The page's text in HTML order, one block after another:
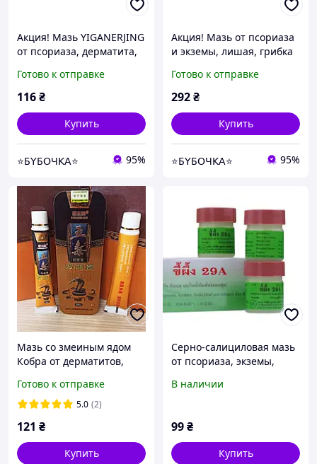
Акция! Мазь YIGANERJING
от псориаза, дерматита,
др.), 20 г
Готово к отправке
116₴
Купить
⭐Б𝖸Б𝖮Ч𝖪𝖠⭐ 95%
Акция! Мазь от псориаза
и экземы, лишая, грибка
кожных болезней Цикун
Баксиан (Qicun Baxian)
Готово к отправке
292₴
Купить
⭐Б𝖸Б𝖮Ч𝖪𝖠⭐ 95%
Мазь со змеиным ядом
Кобра от дерматитов,
гГотово к отправке
5.0 (2)
121 ₴
Купить
Серно-салициловая мазь
от псориаза, экземы,
дерматитов 7,5 г
В наличии
99₴
Купить